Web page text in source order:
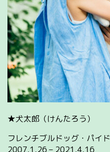
★犬太郎（けんたろう）
フレンチブルドッグ・パイド
2007.1.26 – 2021.4.16